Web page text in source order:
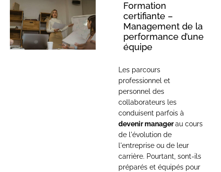
Formation
certifiante –
Management de la
performance d’une
équipe
Les parcours
professionnel et
personnel des
collaborateurs les
conduisent parfois à
devenir managerau cours
de l'évolution de
l'entreprise ou de leur
carrière. Pourtant, sont-ils
préparés et équipés pour